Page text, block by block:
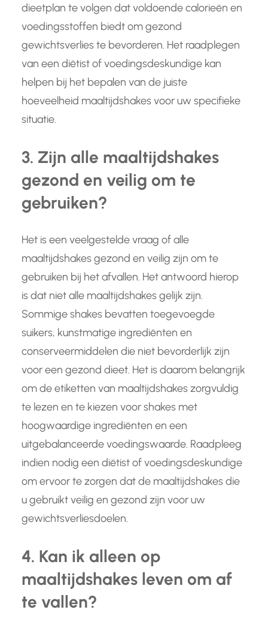
dieetplan te volgen dat voldoende calorieën en
voedingsstoffen biedt om gezond
gewichtsverlies te bevorderen. Het raadplegen
van een diëtist of voedingsdeskundige kan
helpen bij het bepalen van de juiste
hoeveelheid maaltijdshakes voor uw specifieke
situatie.
3. Zijn alle maaltijdshakes
gezond en veilig om te
gebruiken?
Het is een veelgestelde vraag of alle
maaltijdshakes gezond en veilig zijn om te
gebruiken bij het afvallen. Het antwoord hierop
is dat niet alle maaltijdshakes gelijk zijn.
Sommige shakes bevatten toegevoegde
suikers, kunstmatige ingrediënten en
conserveermiddelen die niet bevorderlijk zijn
voor een gezond dieet. Het is daarom belangrijk
om de etiketten van maaltijdshakes zorgvuldig
te lezen en te kiezen voor shakes met
hoogwaardige ingrediënten en een
uitgebalanceerde voedingswaarde. Raadpleeg
indien nodig een diëtist of voedingsdeskundige
om ervoor te zorgen dat de maaltijdshakes die
u gebruikt veilig en gezond zijn voor uw
gewichtsverliesdoelen.
4. Kan ik alleen op
maaltijdshakes leven om af
te vallen?